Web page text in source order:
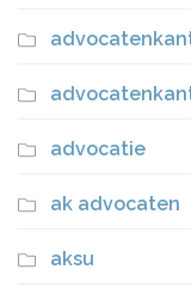
advocatie
ak advocaten
aksu